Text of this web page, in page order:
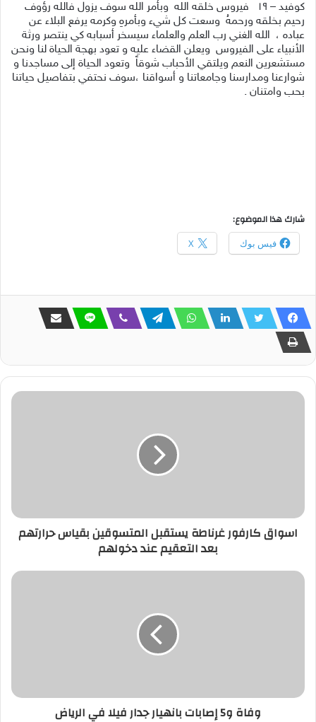
كوفيد –
١٩ فيروس خلقه الله وبأمر الله سوف يزول فالله رؤوف
رحيم بخلقه ورحمهُ وسعت كل شيء وبأمرهِ وكرمه يرفع البلاء عن
عباده ، الله الغني رب العلم والعلماء سيسخر أسبابه كي ينتصر ورثة
الأنبياء على الفيروس ويعلن القضاء عليه و تعود بهجة الحياة لنا ونحن
مستشعرين النعم ويلتقي الأحباب شوقاً وتعود الحياة إلى مساجدنا و
شوارعنا ومدارسنا وجامعاتنا و أسواقنا ،سوف نحتفي بتفاصيل حياتنا
بحب وامتنان .
شارك هذا الموضوع:
فيس بوك X
اسواق كارفور غرناطة يستقبل المتسوقين بقياس حرارتهم
بعد التعقيم عند دخولهم
وفاة و5 إصابات بانهيار جدار فيلا في الرياض